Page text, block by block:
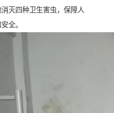
灭四种卫生害虫，保障人
全。